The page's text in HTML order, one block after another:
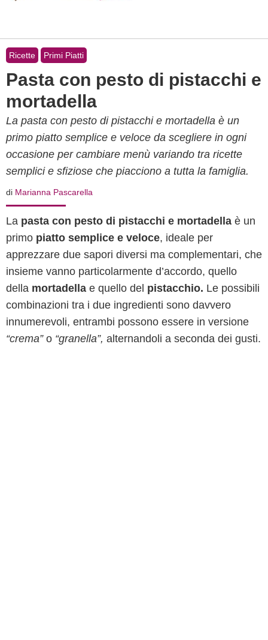
Ricette Primi Piatti
Pasta con pesto di pistacchi e
mortadella
La pasta con pesto di pistacchi e mortadella è un
primo piatto semplice e veloce da scegliere in ogni
occasione per cambiare menù variando tra ricette
semplici e sfiziose che piacciono a tutta la famiglia.
di Marianna Pascarella
La pasta con pesto di pistacchi e mortadella è un
primo piatto semplice e veloce, ideale per
apprezzare due sapori diversi ma complementari, che
insieme vanno particolarmente d’accordo, quello
della mortadella e quello del pistacchio. Le possibili
combinazioni tra i due ingredienti sono davvero
innumerevoli, entrambi possono essere in versione
“crema”o “granella”, alternandoli a seconda dei gusti.